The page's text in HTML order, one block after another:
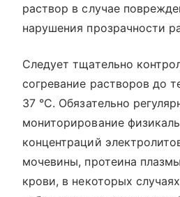
раствор в случае
нарушения прозрачности
Следует тщательно
согревание растворов до
37 °С. Обязательно
мониторирование
концентраций
мочевины, протеина
крови, в некоторых